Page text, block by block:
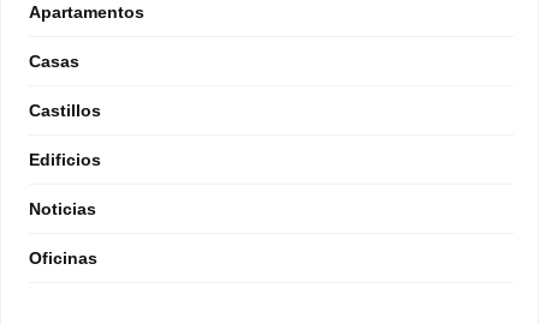
Apartamentos
Casas
Castillos
Edificios
Noticias
Oficinas